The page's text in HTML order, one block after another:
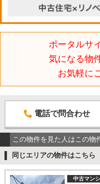
ポータルサ
気になる物
お気軽に
電話で問合わせ
この物件を見た人はこの物
同じエリアの物件はこちら
中古マン